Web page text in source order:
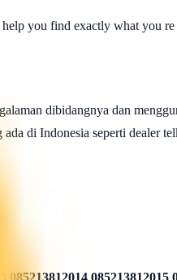
help you find exactly what you
dibidangnya dan
di Indonesia seperti dealer